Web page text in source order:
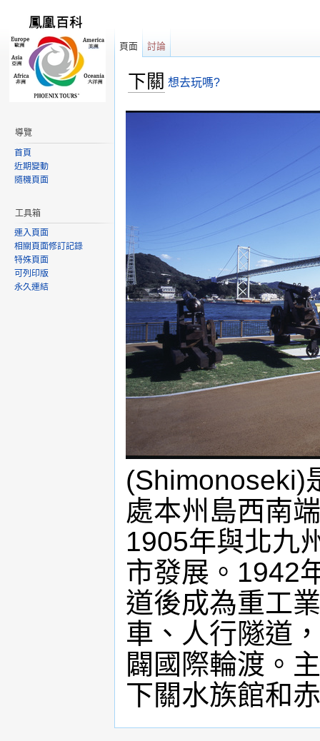
下關 想去玩嗎?
(Shimonoseki)
處本州島西南
1905年與北九
市發展。1942
道後成為重工
車、人行隧道
闢國際輪渡。
下關水族館和
頁面 討論
導覽
首頁
近期變動
隨機頁面
工具箱
連入頁面
相關頁面修訂記錄
特殊頁面
可列印版
永久連結